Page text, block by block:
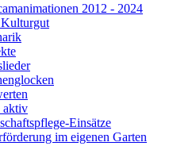
2012 - 2024
aktiv
Einsätze
im eigenen Garten